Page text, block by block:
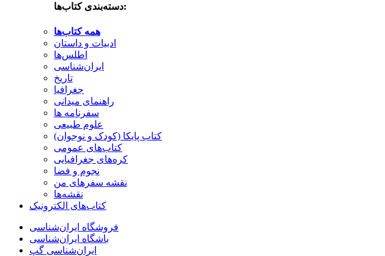
دسته‌بندی کتاب‌ها:
همه کتاب‌ها
ادبیات و داستان
اطلس‌ها
ایران‌شناسی
تاریخ
جغرافیا
راهنمای میدانی
سفرنامه‌ ها
علوم طبیعی
کتاب‌ پایکا (کودک و نوجوان)
کتاب‌های عمومی
کره‌های جغرافیایی
نجوم و فضا
نقشه سفرهای من
نقشه‌ها
کتاب‌های الکترونیک
فروشگاه ایران‌شناسی
باشگاه ایران‌شناسی
ایران‌شناسی گپ